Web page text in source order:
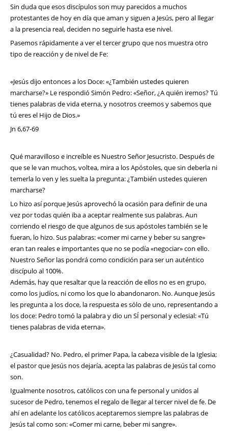
Sin duda que esos discípulos son muy parecidos a muchos
protestantes de hoy en día que aman y siguen a Jesús, pero al llegar
a la presencia real, deciden no seguirle hasta ese nivel.
Pasemos rápidamente a ver el tercer grupo que nos muestra otro
tipo de reacción y de nivel de Fe:
«Jesús dijo entonces a los Doce: «¿También ustedes quieren
marcharse?» Le respondió Simón Pedro: «Señor, ¿A quién iremos? Tú
tienes palabras de vida eterna, y nosotros creemos y sabemos que
tú eres el Hijo de Dios.»
Jn 6,67-69
Qué maravilloso e increíble es Nuestro Señor Jesucristo. Después de
que se le van muchos, voltea, mira a los Apóstoles, que sin deberla ni
temerla lo ven y les suelta la pregunta: ¿También ustedes quieren
marcharse?
Lo hizo así porque Jesús aprovechó la ocasión para definir de una
vez por todas quién iba a aceptar realmente sus palabras. Aun
corriendo el riesgo de que algunos de sus apóstoles también se le
fueran, lo hizo. Sus palabras: «comer mi carne y beber su sangre»
eran tan reales e importantes que no se podía «negociar» con ello.
Nuestro Señor las pondrá como condición para ser un auténtico
discípulo al 100%.
Además, hay que resaltar que la reacción de ellos no es en grupo,
como los judíos, ni como los que lo abandonaron. No. Aunque Jesús
les pregunta a los doce, la respuesta es sólo de uno, representando a
los doce: Pedro tomó la palabra y dio un SÍ personal y eclesial: «Tú
tienes palabras de vida eterna».
¿Casualidad? No. Pedro, el primer Papa, la cabeza visible de la Iglesia;
el pastor que Jesús nos dejaría, acepta las palabras de Jesús tal como
son.
Igualmente nosotros, católicos con una fe personal y unidos al
sucesor de Pedro, tenemos el regalo de llegar al tercer nivel de fe. De
ahí en adelante los católicos aceptaremos siempre las palabras de
Jesús tal como son: «Comer mi carne, beber mi sangre».